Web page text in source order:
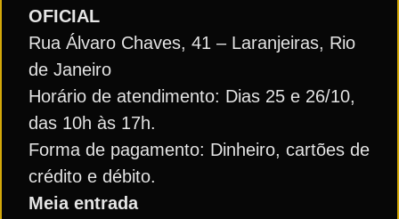
OFICIAL
Rua Álvaro Chaves, 41 – Laranjeiras, Rio
de Janeiro
Horário de atendimento: Dias 25 e 26/10,
das 10h às 17h.
Forma de pagamento: Dinheiro, cartões de
crédito e débito.
Meia entrada